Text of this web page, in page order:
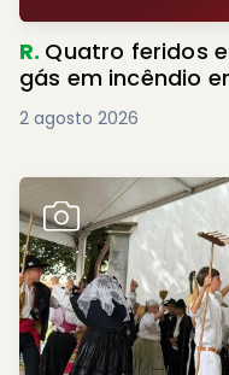
R. Quatro feridos
gás em incêndio
2 agosto 2026